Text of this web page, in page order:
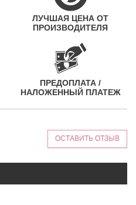
ЛУЧШАЯ ЦЕНА ОТ
ПРОИЗВОДИТЕЛЯ
ПРЕДОПЛАТА /
НАЛОЖЕННЫЙ ПЛАТЕЖ
ОСТАВИТЬ ОТЗЫВ